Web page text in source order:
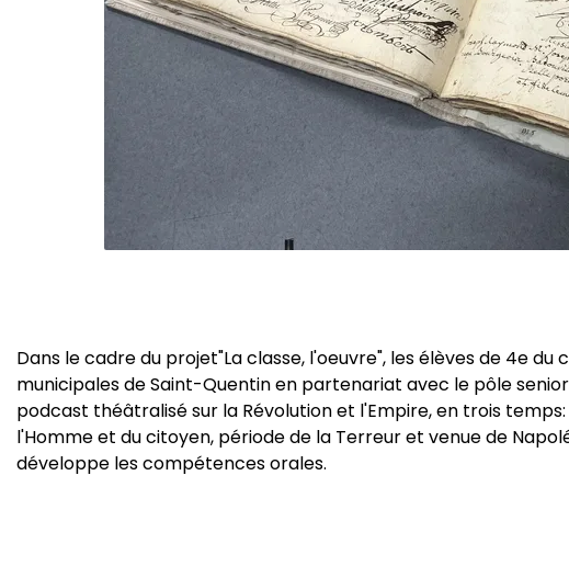
Dans le cadre du projet"La classe, l'oeuvre", les élèves de 4e
municipales de Saint-Quentin en partenariat avec le pôle
podcast théâtralisé sur la Révolution et l'Empire, en trois
l'Homme et du citoyen, période de la Terreur et venue de
développe les compétences orales.